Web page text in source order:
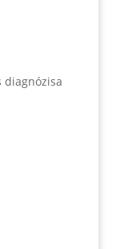
diagnózisa